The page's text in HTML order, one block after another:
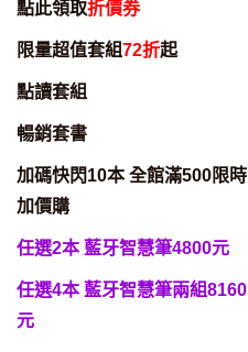
點此領取折價券
限量超值套組72折起
點讀套組
暢銷套書
加碼快閃10本 全館滿500限時
加價購
任選2本 藍牙智慧筆4800元
任選4本 藍牙智慧筆兩組8160
元